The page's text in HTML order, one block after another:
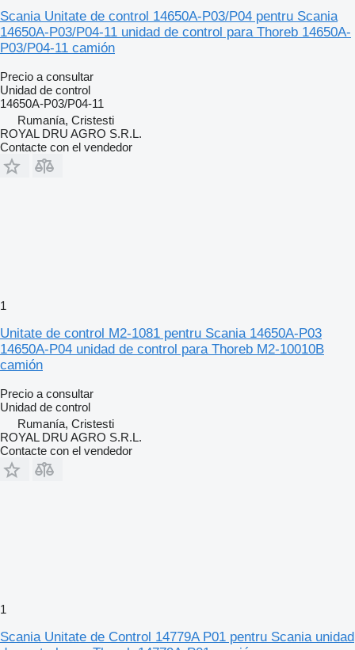
Scania Unitate de control 14650A-P03/P04 pentru Scania
14650A-P03/P04-11 unidad de control para Thoreb 14650A-
P03/P04-11 camión
Precio a consultar
Unidad de control
14650A-P03/P04-11
Rumanía, Cristesti
ROYAL DRU AGRO S.R.L.
Contacte con el vendedor
1
Unitate de control M2-1081 pentru Scania 14650A-P03
14650A-P04 unidad de control para Thoreb M2-10010B
camión
Precio a consultar
Unidad de control
Rumanía, Cristesti
ROYAL DRU AGRO S.R.L.
Contacte con el vendedor
1
Scania Unitate de Control 14779A P01 pentru Scania unidad